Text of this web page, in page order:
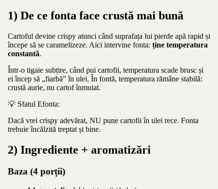
1) De ce fonta face crustă mai bună
Cartoful devine crispy atunci când suprafața lui pierde apă rapid și
începe să se caramelizeze. Aici intervine fonta: ține temperatura
constantă.
Într-o tigaie subțire, când pui cartofii, temperatura scade brusc și
ei încep să „fiarbă” în ulei. În fontă, temperatura rămâne stabilă:
crustă aurie, nu cartof înmuiat.
💡 Sfatul Efonta:
Dacă vrei crispy adevărat, NU pune cartofii în ulei rece. Fonta
trebuie încălzită treptat și bine.
2) Ingrediente + aromatizări
Baza (4 porții)